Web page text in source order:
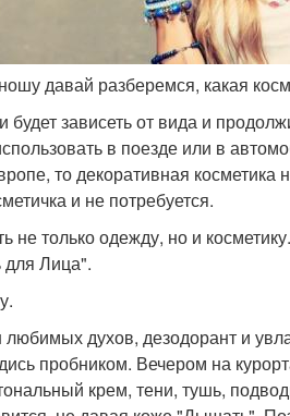
давай разберемся, какая
зависеть от вида и
в поезде или в
то декоративная
и не потребуется.
не только одежду, но и
для Лица".
духов, дезодорант и
пробником. Вечером на
крем, тени, тушь,